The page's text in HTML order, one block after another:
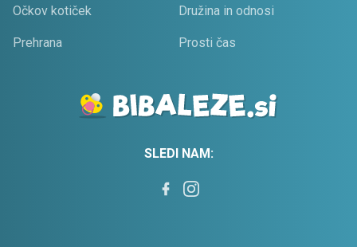
Očkov kotiček Družina in odnosi
Prehrana Prosti čas
SLEDI NAM: